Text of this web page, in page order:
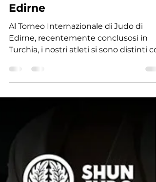
Prestazione dominante dei
nostri ragazzi alla Coppa
Internazionale di Judo di
Edirne
Al Torneo Internazionale di Judo di
Edirne, recentemente conclusosi in